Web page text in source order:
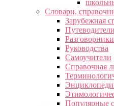
Словари,
Зарубежная
Путеводители
Разговорники
Руководства
Самоучители
Справочная
Популярные